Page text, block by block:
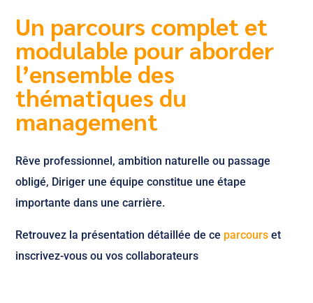
Un parcours complet et
modulable pour aborder
l’ensemble des
thématiques du
management
Rêve professionnel, ambition naturelle ou passage
obligé, Diriger une équipe constitue une étape
importante dans une carrière.
Retrouvez la présentation détaillée de ce parcours et
inscrivez-vous ou vos collaborateurs